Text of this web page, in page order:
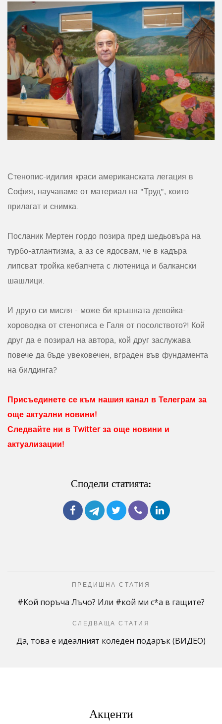
Стенопис-идилия краси американската легация в
София, научаваме от материал на "Труд", които
прилагат и снимка.
Посланик Мертен гордо позира пред шедьовъра на
турбо-атлантизма, а аз се ядосвам, че в кадъра
липсват тройка кебапчета с лютеница и балкански
шашлици.
И друго си мисля - може би кръшната девойка-
хороводка от стенописа е Галя от посолството?! Кой
друг да е позирал на автора, кой друг заслужава
повече да бъде увековечен, вграден във фундамента
на билдинга?
Присъединете се към нашия канал в Телеграм за
още актуални новини!
Следвайте ни в Twitter за още новини и
актуализации!
Сподели статията:
ПРЕДИШНА СТАТИЯ
#Кой поръча Лъчо? Или #кой ми с*а в гащите?
СЛЕДВАЩА СТАТИЯ
Да, това е идеалният коледен подарък (ВИДЕО)
Акценти